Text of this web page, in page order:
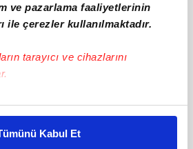
ve pazarlama faaliyetlerinin
ile çerezler kullanılmaktadır.
tarayıcı ve cihazlarını
halinde sizlere özel
yaşatabiliriz. Bunu yaparken
Kabul Et